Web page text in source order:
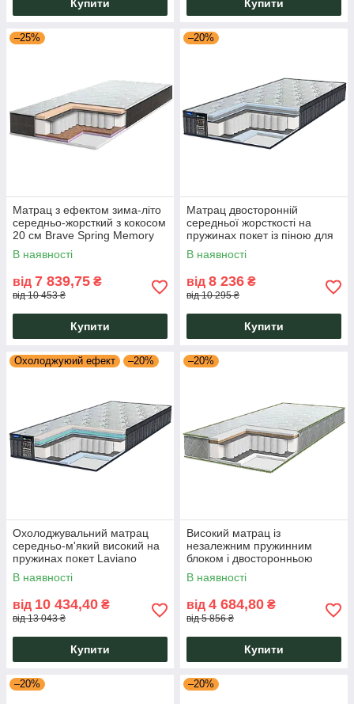
Купити Купити
–25%
Матрац з ефектом зима-літо
середньо-жорсткий з кокосом
20 см Brave Spring Memory
Cocos трикотаж Eurosleep
В наявності
від 7 839,75 ₴
від 10 453 ₴
Купити
–20%
Матрац двосторонній
середньої жорсткості на
пружинах покет із піною для
ліжка Laviano Spring Relax
Eurosleep
В наявності
від 8 236 ₴
від 10 295 ₴
Купити
Охолоджуюий ефект –20%
Охолоджувальний матрац
середньо-м'який високий на
пружинах покет Laviano
Spring Aqua Memory Gel
Eurosleep 26 см
В наявності
від 10 434,40 ₴
від 13 043 ₴
Купити
–20%
Високий матрац із
незалежним пружинним
блоком і двосторонньою
жорсткістю Eurosleep Pulson
Grand Cocos
В наявності
від 4 684,80 ₴
від 5 856 ₴
Купити
–20% –20%